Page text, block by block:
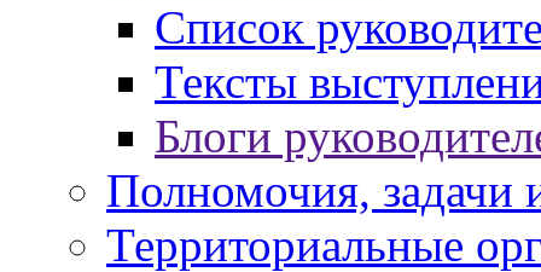
Список
Тексты
Блоги
Полномочия, задачи
Территориальные